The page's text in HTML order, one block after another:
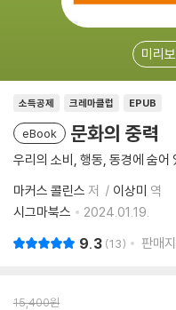
미리
소득공제 크레마클럽 EPUB
eBook 문화의 중력
우리의 소비, 행동, 동경에 숨어
마커스 콜린스 저 이상미 역
시그마북스
2024.01.19.
9.3 13 판매
15,400원